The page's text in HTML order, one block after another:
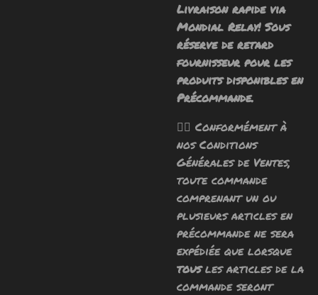
Livraison rapide via
Mondial Relay! Sous
réserve de retard
fournisseur pour les
produits disponibles en
Précommande.
🧙‍♂️ Conformément à
nos Conditions
Générales de Ventes,
toute commande
comprenant un ou
plusieurs articles en
précommande ne sera
expédiée que lorsque
tousles articles de la
commande seront